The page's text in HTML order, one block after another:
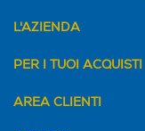
L'AZIENDA
PER I TUOI ACQUISTI
AREA CLIENTI